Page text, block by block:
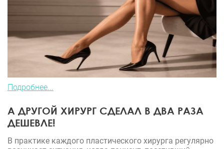
Подробнее...
А ДРУГОЙ ХИРУРГ СДЕЛАЛ В ДВА РАЗА
ДЕШЕВЛЕ!
В практике каждого пластического хирурга регулярно